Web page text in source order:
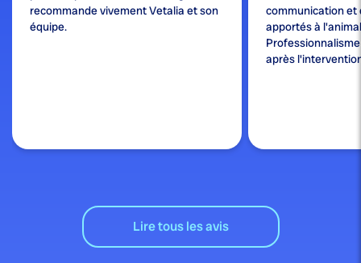
recommande vivement Vetalia et son
équipe.
communication et
apportés à
après
Lire tous les avis